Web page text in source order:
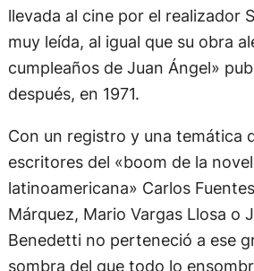
llevada al cine por el realizador
muy leída, al igual que su obra
cumpleaños de Juan Ángel»
después, en 1971.
Con un registro y una temática
escritores del «boom de la
latinoamericana» Carlos
Márquez, Mario Vargas Llosa o
Benedetti no perteneció a ese
sombra del que todo lo